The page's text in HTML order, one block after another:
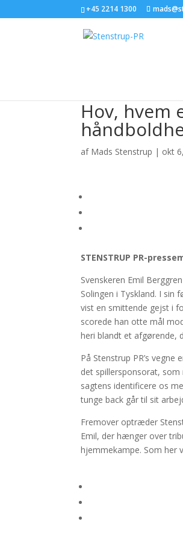
+45 2214 1300
Hov, hvem
af Mads Stenstrup | okt
STENSTRUP PR-
Svenskeren Emil
Solingen i Tyskland. I sin
vist en smittende gejst i
scorede han otte mål
heri blandt et afgørende,
På Stenstrup PR’s
det spillersponsorat, som
sagtens identificere os
tunge back går til sit
Fremover optræder
Emil, der hænger over
hjemmekampe. Som her